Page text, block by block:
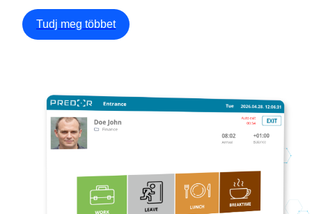
Tudj meg többet